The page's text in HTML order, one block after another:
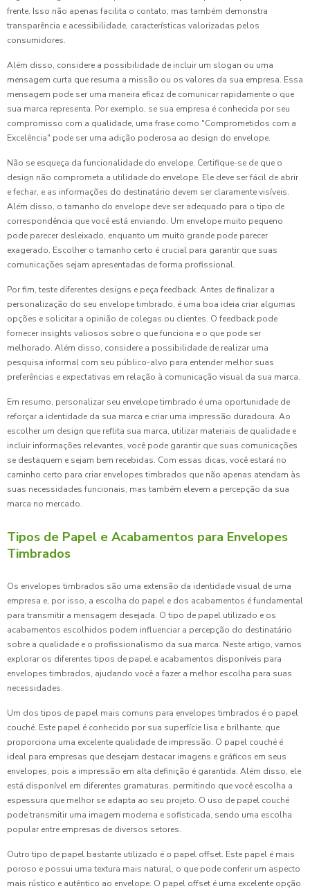
frente. Isso não apenas facilita o contato, mas também demonstra
transparência e acessibilidade, características valorizadas pelos
consumidores.
Além disso, considere a possibilidade de incluir um slogan ou uma
mensagem curta que resuma a missão ou os valores da sua empresa. Essa
mensagem pode ser uma maneira eficaz de comunicar rapidamente o que
sua marca representa. Por exemplo, se sua empresa é conhecida por seu
compromisso com a qualidade, uma frase como "Comprometidos com a
Excelência" pode ser uma adição poderosa ao design do envelope.
Não se esqueça da funcionalidade do envelope. Certifique-se de que o
design não comprometa a utilidade do envelope. Ele deve ser fácil de abrir
e fechar, e as informações do destinatário devem ser claramente visíveis.
Além disso, o tamanho do envelope deve ser adequado para o tipo de
correspondência que você está enviando. Um envelope muito pequeno
pode parecer desleixado, enquanto um muito grande pode parecer
exagerado. Escolher o tamanho certo é crucial para garantir que suas
comunicações sejam apresentadas de forma profissional.
Por fim, teste diferentes designs e peça feedback. Antes de finalizar a
personalização do seu envelope timbrado, é uma boa ideia criar algumas
opções e solicitar a opinião de colegas ou clientes. O feedback pode
fornecer insights valiosos sobre o que funciona e o que pode ser
melhorado. Além disso, considere a possibilidade de realizar uma
pesquisa informal com seu público-alvo para entender melhor suas
preferências e expectativas em relação à comunicação visual da sua marca.
Em resumo, personalizar seu envelope timbrado é uma oportunidade de
reforçar a identidade da sua marca e criar uma impressão duradoura. Ao
escolher um design que reflita sua marca, utilizar materiais de qualidade e
incluir informações relevantes, você pode garantir que suas comunicações
se destaquem e sejam bem recebidas. Com essas dicas, você estará no
caminho certo para criar envelopes timbrados que não apenas atendam às
suas necessidades funcionais, mas também elevem a percepção da sua
marca no mercado.
Tipos de Papel e Acabamentos para Envelopes
Timbrados
Os envelopes timbrados são uma extensão da identidade visual de uma
empresa e, por isso, a escolha do papel e dos acabamentos é fundamental
para transmitir a mensagem desejada. O tipo de papel utilizado e os
acabamentos escolhidos podem influenciar a percepção do destinatário
sobre a qualidade e o profissionalismo da sua marca. Neste artigo, vamos
explorar os diferentes tipos de papel e acabamentos disponíveis para
envelopes timbrados, ajudando você a fazer a melhor escolha para suas
necessidades.
Um dos tipos de papel mais comuns para envelopes timbrados é o papel
couché. Este papel é conhecido por sua superfície lisa e brilhante, que
proporciona uma excelente qualidade de impressão. O papel couché é
ideal para empresas que desejam destacar imagens e gráficos em seus
envelopes, pois a impressão em alta definição é garantida. Além disso, ele
está disponível em diferentes gramaturas, permitindo que você escolha a
espessura que melhor se adapta ao seu projeto. O uso de papel couché
pode transmitir uma imagem moderna e sofisticada, sendo uma escolha
popular entre empresas de diversos setores.
Outro tipo de papel bastante utilizado é o papel offset. Este papel é mais
poroso e possui uma textura mais natural, o que pode conferir um aspecto
mais rústico e autêntico ao envelope. O papel offset é uma excelente opção